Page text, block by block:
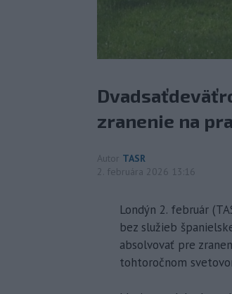
zranenie na
Autor TASR
2. februára 2026 13:16
Londýn 2. február
bez služieb
absolvovať pre
tohtoročnom